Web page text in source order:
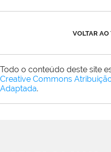
VOLTAR AO
Todo o conteúdo deste site
Creative Commons
Adaptada.